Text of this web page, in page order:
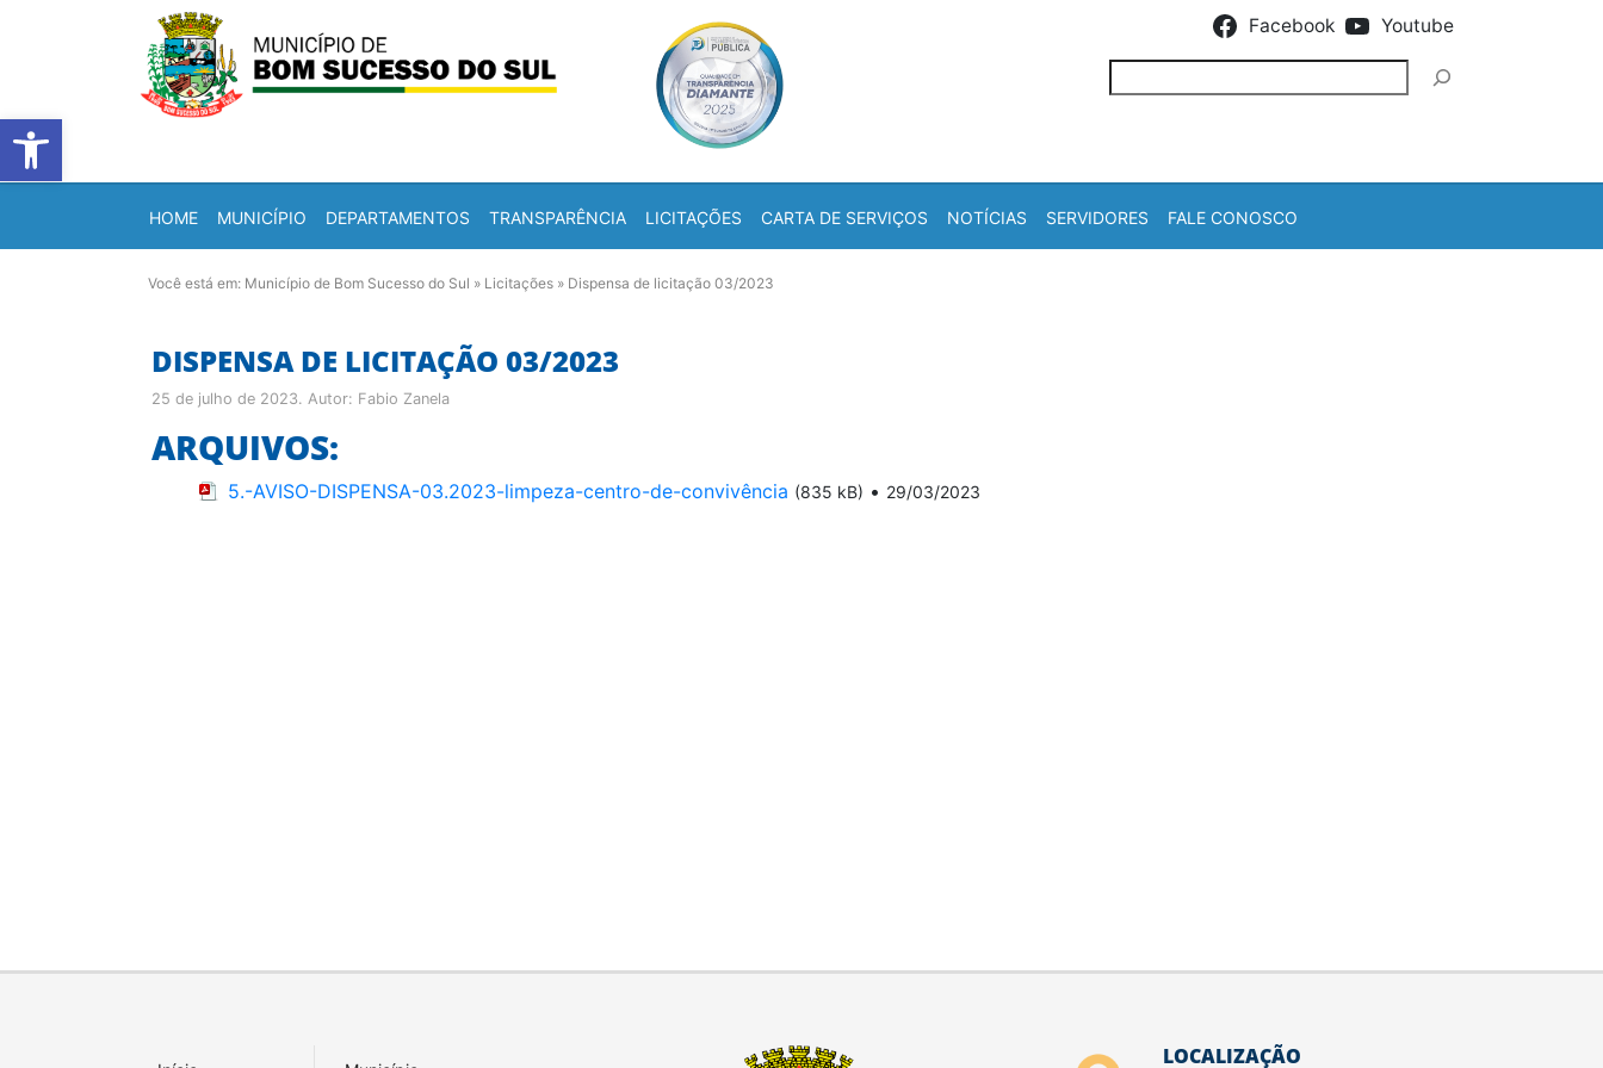
Barra de Ferramentas Aberta
Facebook Youtube
HOME MUNICÍPIO DEPARTAMENTOS TRANSPARÊNCIA LICITAÇÕES CARTA DE SERVIÇOS NOTÍCIAS SERVIDORES FALE CONOSCO
Você está em: Município de Bom Sucesso do Sul » Licitações » Dispensa de licitação 03/2023
DISPENSA DE LICITAÇÃO 03/2023
25 de julho de 2023. Autor: Fabio Zanela
ARQUIVOS:
5.-AVISO-DISPENSA-03.2023-limpeza-centro-de-convivência (835 kB) • 29/03/2023
LOCALIZAÇÃO